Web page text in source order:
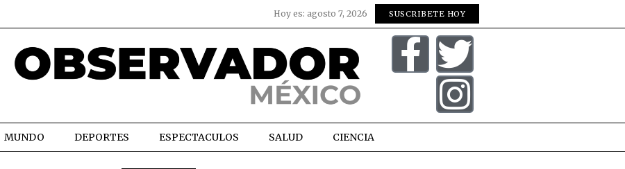
Hoy es: agosto 7, 2026 SUSCRIBETE HOY
MUNDO DEPORTES ESPECTACULOS SALUD CIENCIA